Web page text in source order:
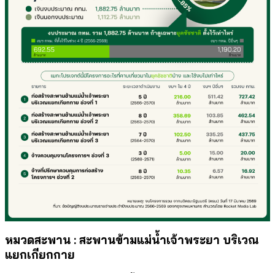
หมวดสะพาน : สะพานข้ามแม่น้ำเจ้าพระยา บริเวณ
แยกเกียกกาย